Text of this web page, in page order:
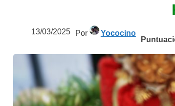
13/03/2025 Por Yococino